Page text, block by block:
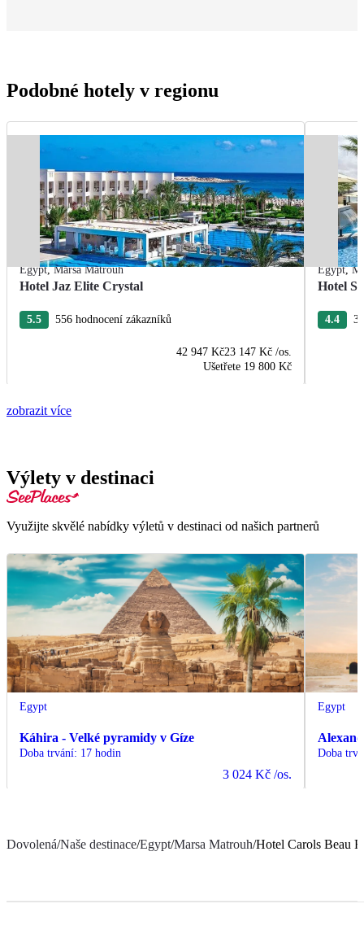
Podobné hotely v regionu
Egypt,Marsa Matrouh
Hotel Jaz Elite Crystal
5.5 556 hodnocení zákazníků
42 947 Kč23 147 Kč /os.
Ušetřete 19 800 Kč
Egypt,
Hotel
4.4
zobrazit více
Výlety v destinaci
Využijte skvělé nabídky výletů v destinaci od našich partnerů
Egypt
Káhira - Velké pyramidy v Gíze
Doba trvání: 17 hodin
3 024 Kč /os.
Egypt
Doba
Dovolená/Naše destinace/Egypt/Marsa Matrouh/Hotel Carols Beau